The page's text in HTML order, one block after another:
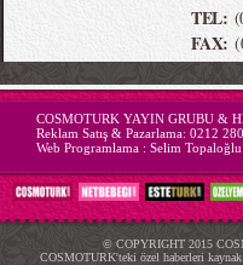
TEL:
FAX:
-->
COSMOTURK YAYIN GRUBU &
Reklam Satış & Pazarlama: 0212
Web Programlama : Selim Topaloğlu
© COPYRIGHT 2015
COSMOTURK'teki özel haberleri